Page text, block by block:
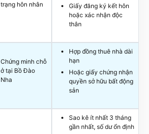
trạng hôn nhân
Giấy đăng ký kết hôn
hoặc xác nhận độc
thân
Chứng minh chỗ
ở tại Bồ Đào
Nha
Hợp đồng thuê nhà dài
hạn
Hoặc giấy chứng nhận
quyền sở hữu bất động
sản
Sao kê ít nhất 3 tháng
gần nhất, số dư ổn định